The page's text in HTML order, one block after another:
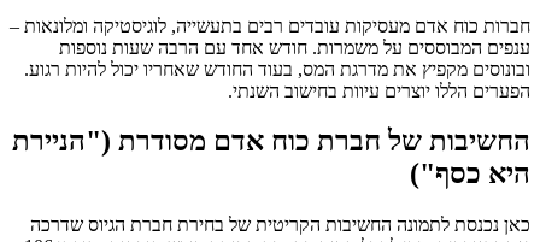
חברות כוח אדם מעסיקות עובדים רבים בתעשייה, לוגיסטיקה ומלונאות –
ענפים המבוססים על משמרות. חודש אחד עם הרבה שעות נוספות
ובונוסים מקפיץ את מדרגת המס, בעוד החודש שאחריו יכול להיות רגוע.
הפערים הללו יוצרים עיוות בחישוב השנתי.
החשיבות של חברת כוח אדם מסודרת ("הניירת
היא כסף")
כאן נכנסת לתמונה החשיבות הקריטית של בחירת חברת הגיוס שדרכה